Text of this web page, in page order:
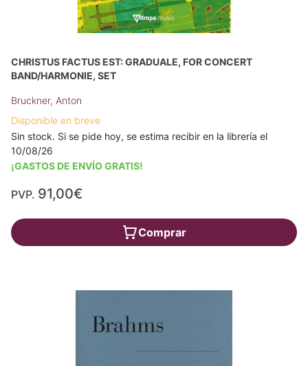
CHRISTUS FACTUS EST: GRADUALE, FOR CONCERT
BAND/HARMONIE, SET
Bruckner, Anton
Disponible en breve
Sin stock. Si se pide hoy, se estima recibir en la librería el
10/08/26
¡GASTOS DE ENVÍO GRATIS!
PVP. 91,00€
Comprar